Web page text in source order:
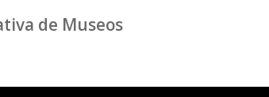
de Museos